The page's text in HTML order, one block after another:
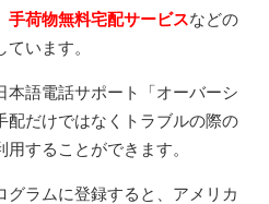
手荷物無料宅配サービスなどの
います。
本語電話サポート「オーバーシ
配だけではなくトラブルの際の
することができます。
グラムに登録すると、アメリカ